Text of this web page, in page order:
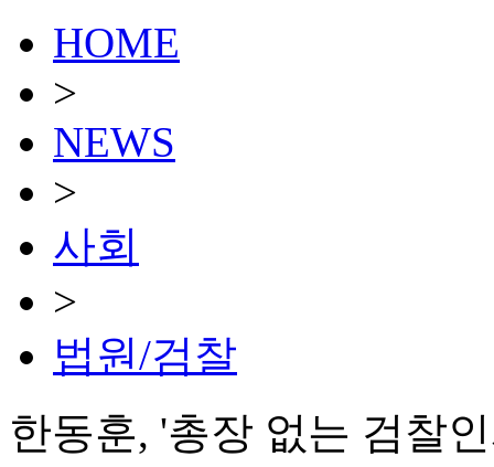
HOME
>
NEWS
>
사회
>
법원/검찰
한동훈, '총장 없는 검찰